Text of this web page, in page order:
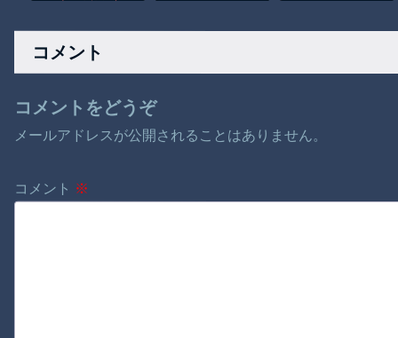
本ほど安全ではなか
った結果…
コメント
コメントをどうぞ
メールアドレスが公開されることはありません。
コメント ※